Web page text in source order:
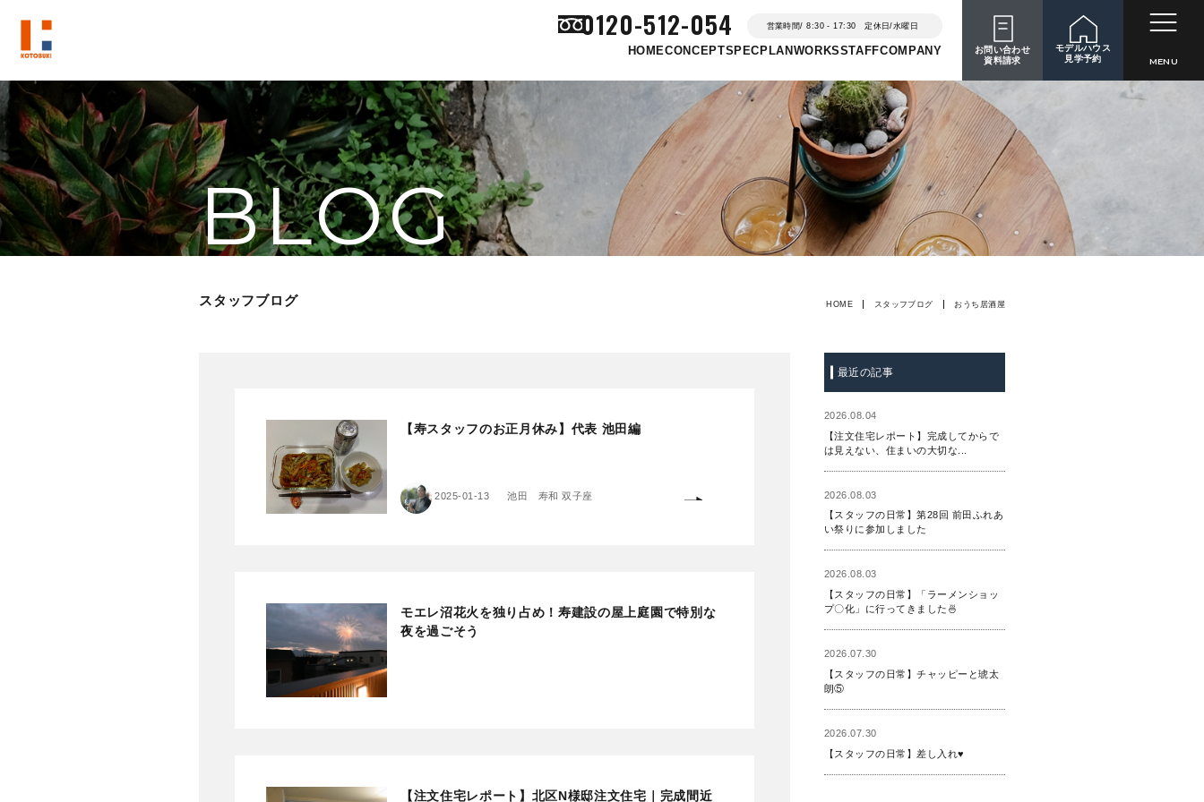
0120-512-054 営業時間/ 8:30 - 17:30 定休日/水曜日
HOMECONCEPTSPEC PLAN WORKSSTAFFCOMPANY
お問い合わせ
資料請求
モデルハウス
見学予約
MENU
BLOG
スタッフブログ HOME スタッフブログ おうち居酒屋
【寿スタッフのお正月休み】代表 池田編
2025-01-13 池田 寿和 双子座
モエレ沼花火を独り占め！寿建設の屋上庭園で特別な
夜を過ごそう
【注文住宅レポート】北区N様邸注文住宅｜完成間近
最近の記事
2026.08.04
【注文住宅レポート】完成してからで
は見えない、住まいの大切な...
2026.08.03
【スタッフの日常】第28回 前田ふれあ
い祭りに参加しました
2026.08.03
【スタッフの日常】「ラーメンショッ
プ〇化」に行ってきました🍜
2026.07.30
【スタッフの日常】チャッピーと琥太
朗⑤
2026.07.30
【スタッフの日常】差し入れ♥